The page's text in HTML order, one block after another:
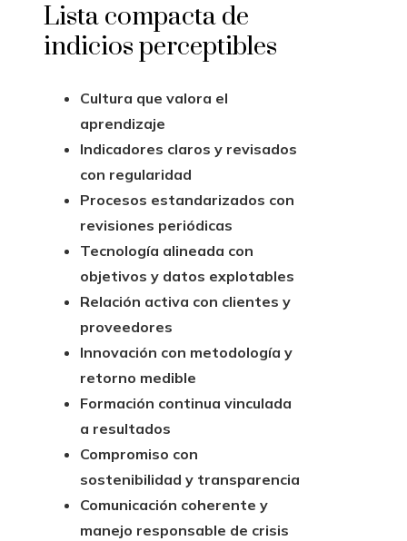
Lista compacta de
indicios perceptibles
Cultura que valora el
aprendizaje
Indicadores claros y revisados
con regularidad
Procesos estandarizados con
revisiones periódicas
Tecnología alineada con
objetivos y datos explotables
Relación activa con clientes y
proveedores
Innovación con metodología y
retorno medible
Formación continua vinculada
a resultados
Compromiso con
sostenibilidad y transparencia
Comunicación coherente y
manejo responsable de crisis